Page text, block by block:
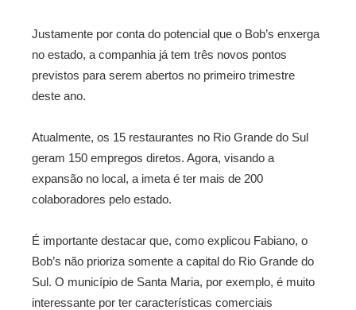
Justamente por conta do potencial que o Bob’s enxerga
no estado, a companhia já tem três novos pontos
previstos para serem abertos no primeiro trimestre
deste ano.
Atualmente, os 15 restaurantes no Rio Grande do Sul
geram 150 empregos diretos. Agora, visando a
expansão no local, a imeta é ter mais de 200
colaboradores pelo estado.
É importante destacar que, como explicou Fabiano, o
Bob’s não prioriza somente a capital do Rio Grande do
Sul. O município de Santa Maria, por exemplo, é muito
interessante por ter características comerciais